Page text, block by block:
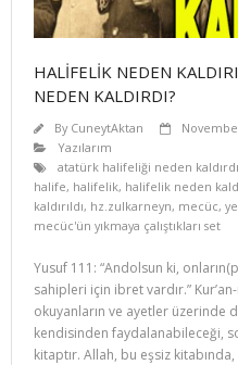
HALİFELİK NEDEN
NEDEN KALDIRDI?
By CuneytAktan
Yazılarım
atatürk halifeliği neden kaldırdı
halife, halifelik, halifelik neden
kaldırıldı, hz.zulkarneyn, mecüc,
mecüc'ün yıkmaya çalıştıkları set
Yusuf 111: “Andolsun ki,
sahipleri için ibret vardır.”
okuyanların ve ayetler üzerinde
kendisinden faydalanabileceği,
kitaptır. Allah, bu eşsiz